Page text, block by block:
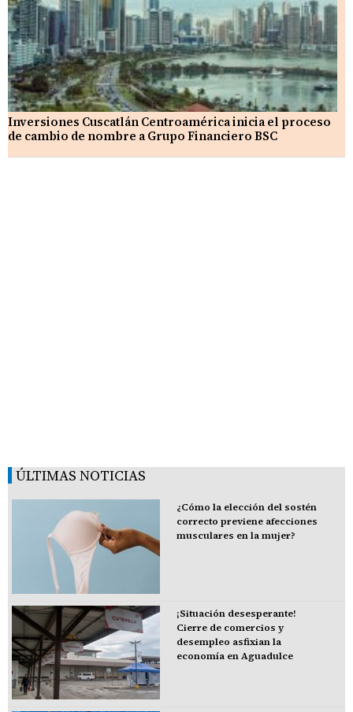
Inversiones Cuscatlán Centroamérica inicia el proceso
de cambio de nombre a Grupo Financiero BSC
ÚLTIMAS NOTICIAS
¿Cómo la elección del sostén
correcto previene afecciones
musculares en la mujer?
¡Situación desesperante!
Cierre de comercios y
desempleo asfixian la
economía en Aguadulce